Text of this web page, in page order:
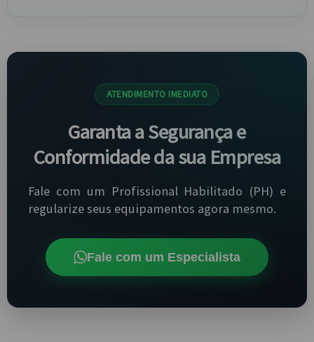
ATENDIMENTO IMEDIATO
Garanta a Segurança e
Conformidade da sua Empresa
Fale com um Profissional Habilitado (PH) e
regularize seus equipamentos agora mesmo.
Fale com um Especialista